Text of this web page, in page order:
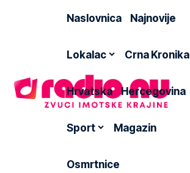
Naslovnica Najnovije
Lokalac Crna Kronika
Hrvatska Hercegovina
Sport Magazin
Osmrtnice